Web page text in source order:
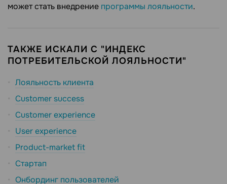
может стать внедрение программы лояльности.
ТАКЖЕ ИСКАЛИ С "ИНДЕКС
ПОТРЕБИТЕЛЬСКОЙ ЛОЯЛЬНОСТИ"
Лояльность клиента
Customer success
Customer experience
User experience
Product-market fit
Стартап
Онбординг пользователей